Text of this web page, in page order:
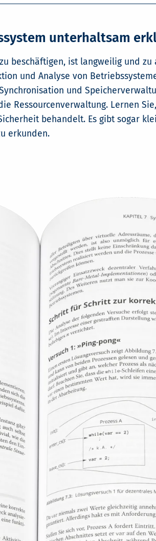
unterhaltsam
beschäftigen, ist langweilig und zu
und Analyse von
und
Ressourcenverwaltung. Lernen
behandelt. Es gibt sogar
erkunden.